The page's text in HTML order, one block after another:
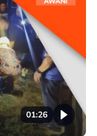
01:26